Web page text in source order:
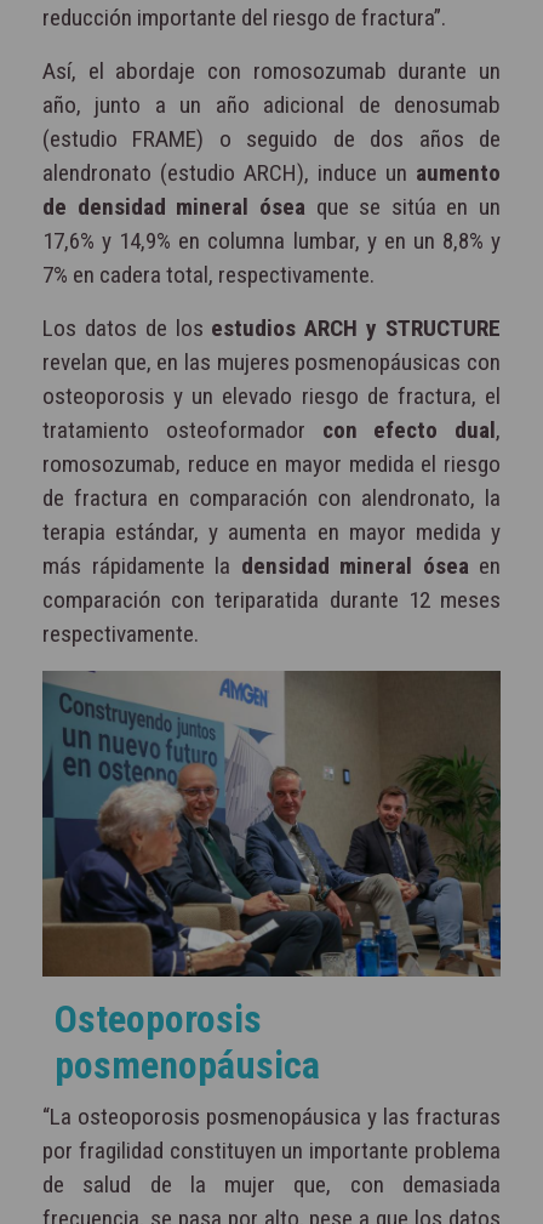
reducción importante del riesgo de fractura”.
Así, el abordaje con romosozumab durante un
año, junto a un año adicional de denosumab
(estudio FRAME) o seguido de dos años de
alendronato (estudio ARCH), induce un aumento
de densidad mineral ósea que se sitúa en un
17,6% y 14,9% en columna lumbar, y en un 8,8% y
7% en cadera total, respectivamente.
Los datos de los estudios ARCH y STRUCTURE
revelan que, en las mujeres posmenopáusicas con
osteoporosis y un elevado riesgo de fractura, el
tratamiento osteoformador con efecto dual,
romosozumab, reduce en mayor medida el riesgo
de fractura en comparación con alendronato, la
terapia estándar, y aumenta en mayor medida y
más rápidamente la densidad mineral óseaen
comparación con teriparatida durante 12 meses
respectivamente.
Osteoporosis
posmenopáusica
“La osteoporosis posmenopáusica y las fracturas
por fragilidad constituyen un importante problema
de salud de la mujer que, con demasiada